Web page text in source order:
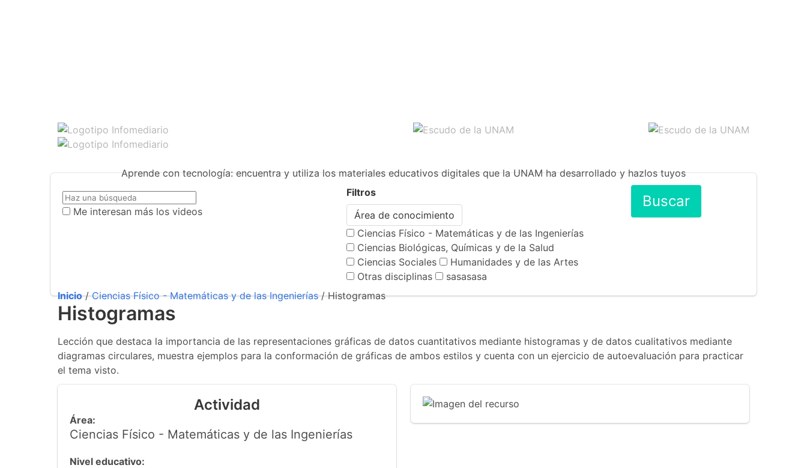
Aprende con tecnología: encuentra y utiliza los materiales educativos digitales que la UNAM ha desarrollado y hazlos tuyos
Me interesan más los videos
Filtros
Área de conocimiento
Ciencias Físico - Matemáticas y de las Ingenierías
Ciencias Biológicas, Químicas y de la Salud
Ciencias Sociales
Humanidades y de las Artes
Otras disciplinas
sasasasa
Buscar
Inicio/Ciencias Físico - Matemáticas y de las Ingenierías/ Histogramas
Histogramas
Lección que destaca la importancia de las representaciones gráficas de datos cuantitativos mediante histogramas y de datos cualitativos mediante
diagramas circulares, muestra ejemplos para la conformación de gráficas de ambos estilos y cuenta con un ejercicio de autoevaluación para practicar
el tema visto.
Actividad
Área:
Ciencias Físico - Matemáticas y de las Ingenierías
Nivel educativo: